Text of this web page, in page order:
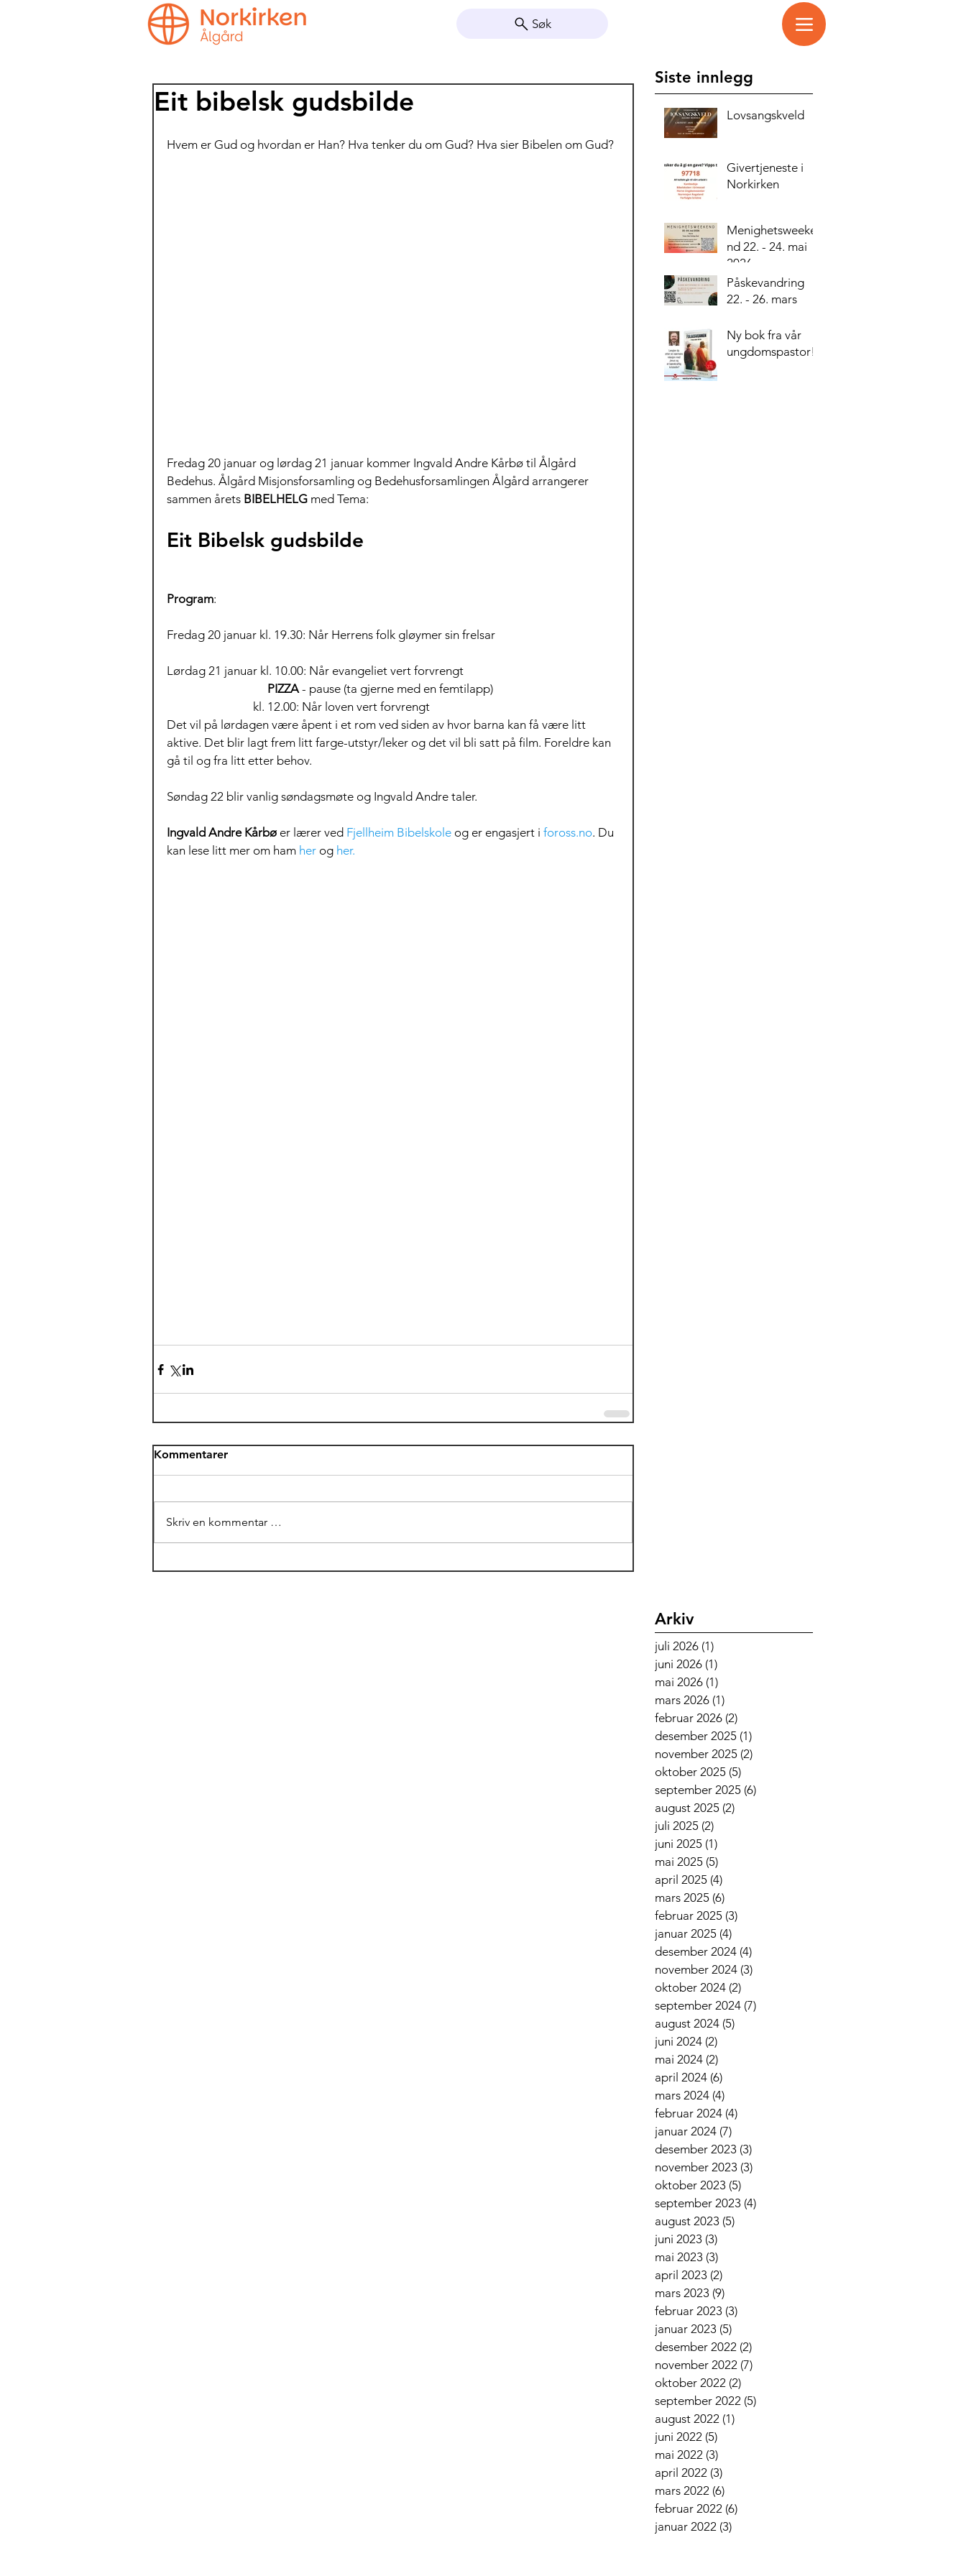
Søk
Eit bibelsk gudsbilde
Hvem er Gud og hvordan er Han? Hva tenker du om Gud? Hva sier Bibelen om Gud?
Fredag 20 januar og lørdag 21 januar kommer Ingvald Andre Kårbø til Ålgård
Bedehus. Ålgård Misjonsforsamling og Bedehusforsamlingen Ålgård arrangerer
sammen årets BIBELHELG med Tema:
Eit Bibelsk gudsbilde
Program:
Fredag 20 januar kl. 19.30: Når Herrens folk gløymer sin frelsar
Lørdag 21 januar kl. 10.00: Når evangeliet vert forvrengt
                                   PIZZA
- pause (ta gjerne med en femtilapp)
                              kl. 12.00: Når loven vert forvrengt
Det vil på lørdagen være åpent i et rom ved siden av hvor barna kan få være litt
aktive. Det blir lagt frem litt farge-utstyr/leker og det vil bli satt på film. Foreldre kan
gå til og fra litt etter behov.
Søndag 22 blir vanlig søndagsmøte og Ingvald Andre taler.
Ingvald Andre Kårbø er lærer ved Fjellheim Bibelskole og er engasjert i foross.no. Du
kan lese litt mer om ham her og her.
Kommentarer
Skriv en kommentar …
Siste innlegg
Lovsangskveld
Givertjeneste i
Norkirken
Menighetsweeke
nd 22. - 24. mai
2026
Påskevandring
22. - 26. mars
Ny bok fra vår
ungdomspastor!
Arkiv
juli 2026 (1)
juni 2026 (1)
mai 2026 (1)
mars 2026 (1)
februar 2026 (2)
desember 2025 (1)
november 2025 (2)
oktober 2025 (5)
september 2025 (6)
august 2025 (2)
juli 2025 (2)
juni 2025 (1)
mai 2025 (5)
april 2025 (4)
mars 2025 (6)
februar 2025 (3)
januar 2025 (4)
desember 2024 (4)
november 2024 (3)
oktober 2024 (2)
september 2024 (7)
august 2024 (5)
juni 2024 (2)
mai 2024 (2)
april 2024 (6)
mars 2024 (4)
februar 2024 (4)
januar 2024 (7)
desember 2023 (3)
november 2023 (3)
oktober 2023 (5)
september 2023 (4)
august 2023 (5)
juni 2023 (3)
mai 2023 (3)
april 2023 (2)
mars 2023 (9)
februar 2023 (3)
januar 2023 (5)
desember 2022 (2)
november 2022 (7)
oktober 2022 (2)
september 2022 (5)
august 2022 (1)
juni 2022 (5)
mai 2022 (3)
april 2022 (3)
mars 2022 (6)
februar 2022 (6)
januar 2022 (3)